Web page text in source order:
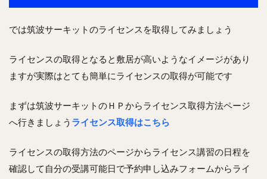
では筑波サーキットのライセンスを取得してみましょう
ライセンスの取得となると敷居が高いようなイメージがあり
ますが実際はとても簡単にライセンスの取得が可能です
まずは筑波サーキットのＨＰからライセンス取得方法ページ
へ行きましょう ライセンス取得はこちら
ライセンスの取得方法のページからライセンス講習の日程を
確認して自分の受講可能日で予約申し込みフォームからライ